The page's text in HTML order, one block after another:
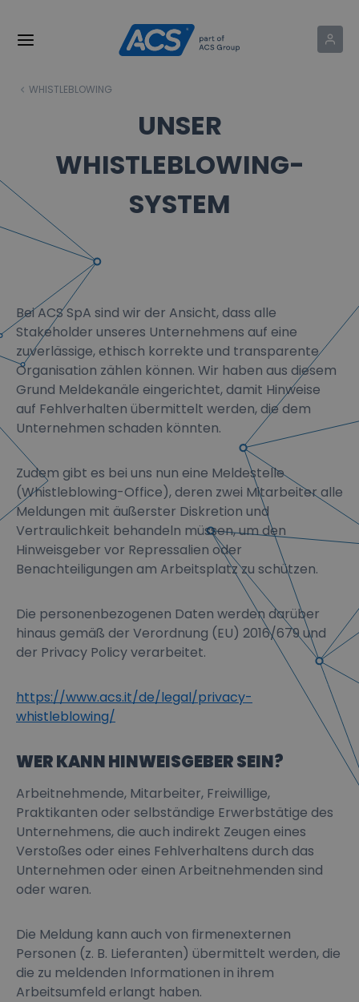
WHISTLEBLOWING
UNSER
WHISTLEBLOWING-
SYSTEM
Bei ACS SpA sind wir der Ansicht, dass alle
Stakeholder unseres Unternehmens auf eine
zuverlässige, ethisch korrekte und transparente
Organisation zählen können. Wir haben aus diesem
Grund Meldekanäle eingerichtet, damit Hinweise
auf Fehlverhalten übermittelt werden, die dem
Unternehmen schaden könnten.
Zudem gibt es bei uns nun eine Meldestelle
(Whistleblowing-Office), deren zwei Mitarbeiter alle
Meldungen mit äußerster Diskretion und
Vertraulichkeit behandeln müssen, um den
Hinweisgeber vor Repressalien oder
Benachteiligungen am Arbeitsplatz zu schützen.
Die personenbezogenen Daten werden darüber
hinaus gemäß der Verordnung (EU) 2016/679 und
der Privacy Policy verarbeitet.
https://www.acs.it/de/legal/privacy-
whistleblowing/
WER KANN HINWEISGEBER SEIN?
Arbeitnehmende, Mitarbeiter, Freiwillige,
Praktikanten oder selbständige Erwerbstätige des
Unternehmens, die auch indirekt Zeugen eines
Verstoßes oder eines Fehlverhaltens durch das
Unternehmen oder einen Arbeitnehmenden sind
oder waren.
Die Meldung kann auch von firmenexternen
Personen (z. B. Lieferanten) übermittelt werden, die
die zu meldenden Informationen in ihrem
Arbeitsumfeld erlangt haben.